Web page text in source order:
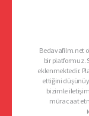
Bedavafilm.net
bir platformuz.
eklenmektedir.
ettiğini
bizimle
müracaat